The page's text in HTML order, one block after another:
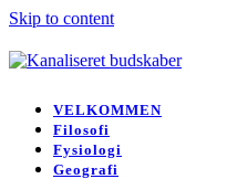
Skip to content
menu
menu
VELKOMMEN
Filosofi
Fysiologi
Geografi